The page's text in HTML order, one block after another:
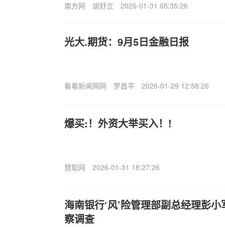
南方网 胡舒立 2026-01-31 05:35:26
光大.期货：9月5日金融日报
看看新闻网网 罗昌平 2026-01-29 12:58:26
爆买:！外资大举买入！!
慧聪网 2026-01-31 18:27:26
海南银行‘风’险管理部副总经理彭
察调查